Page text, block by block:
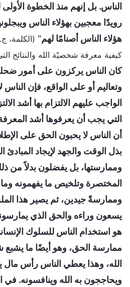
الناس. بل إنهم منذ الخطوة الأولى
رويدًا معجبين بهؤلاء الناس
هؤلاء الناس أصنامًا لهم"
كيفية معرفة شخصيّة الله والنتائج
كان الناس يركزون على أمور
وتعاليم أو على الواقع، فإن الناس
الواجب عليهم الالتزام بها أشد
التي يجب أن يعرفوها أشد
أن الناس لا يحبون الحق على
بذل الوقت والجهد لإيجاد المبادئ
وممارستها، بل يفضلون بدلاً من
المختصرة وتلخيص ما يفهمونه
وممارسةً جيدين، ثم يصير هذا
يسعون وراءه والحق الذي
هو استخدام الناس للسلوك
ممارسة الحق، وهو أيضًا ما يشبع
الله، وهذا يعطي الناس رأس مال
ويحاججون به الله وينافسونه. في